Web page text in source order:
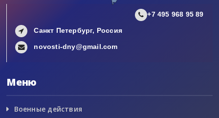
+7 495 968 95 89
Санкт Петербург, Россия
novosti-dny@gmail.com
Меню
Военные действия